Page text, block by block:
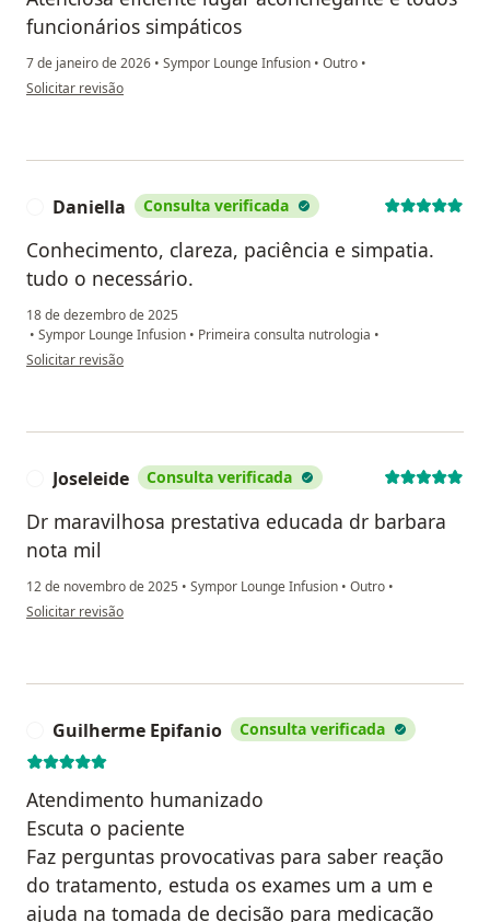
funcionários simpáticos
7 de janeiro de 2026 • Sympor Lounge Infusion • Outro •
na opinião do utilizador Margareth
Solicitar revisão
Daniella Consulta verificada
Conhecimento, clareza, paciência e simpatia.
tudo o necessário.
18 de dezembro de 2025
• Sympor Lounge Infusion • Primeira consulta nutrologia •
na opinião do utilizador Daniella
Solicitar revisão
Joseleide Consulta verificada
Dr maravilhosa prestativa educada dr barbara
nota mil
12 de novembro de 2025 • Sympor Lounge Infusion • Outro •
na opinião do utilizador Joseleide
Solicitar revisão
Guilherme Epifanio Consulta verificada
Atendimento humanizado
Escuta o paciente
Faz perguntas provocativas para saber reação
do tratamento, estuda os exames um a um e
ajuda na tomada de decisão para medicação